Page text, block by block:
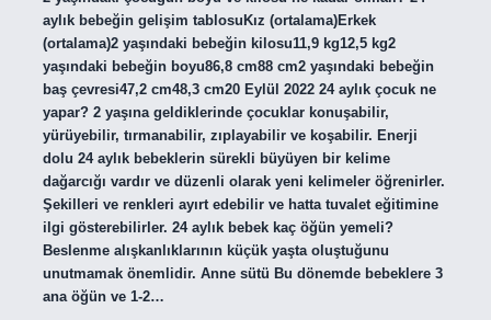
aylık bebeğin gelişim tablosuKız (ortalama)Erkek
(ortalama)2 yaşındaki bebeğin kilosu11,9 kg12,5 kg2
yaşındaki bebeğin boyu86,8 cm88 cm2 yaşındaki bebeğin
baş çevresi47,2 cm48,3 cm20 Eylül 2022 24 aylık çocuk ne
yapar? 2 yaşına geldiklerinde çocuklar konuşabilir,
yürüyebilir, tırmanabilir, zıplayabilir ve koşabilir. Enerji
dolu 24 aylık bebeklerin sürekli büyüyen bir kelime
dağarcığı vardır ve düzenli olarak yeni kelimeler öğrenirler.
Şekilleri ve renkleri ayırt edebilir ve hatta tuvalet eğitimine
ilgi gösterebilirler. 24 aylık bebek kaç öğün yemeli?
Beslenme alışkanlıklarının küçük yaşta oluştuğunu
unutmamak önemlidir. Anne sütü Bu dönemde bebeklere 3
ana öğün ve 1-2…